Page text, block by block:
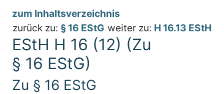
zum Inhaltsverzeichnis
zurück zu: § 16 EStG weiter zu: H 16.13 EStH
EStH H 16 (12) (Zu
§ 16 EStG)
Zu § 16 EStG